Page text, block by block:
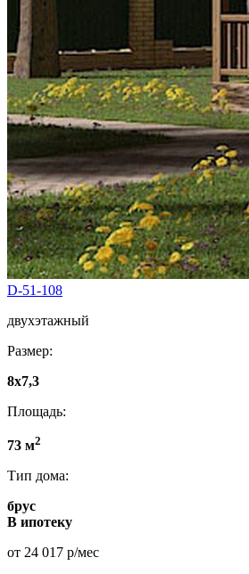
D-51-108
двухэтажный
Размер:
8x7,3
Площадь:
73 м2
Тип дома:
брус
В ипотеку
от 24 017 р/мес